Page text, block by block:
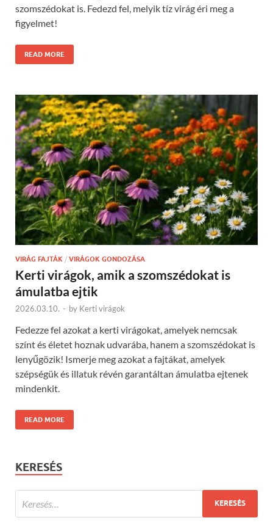
szomszédokat is. Fedezd fel, melyik tíz virág éri meg a
figyelmet!
READ MORE
VIRÁG FAJTÁK / VIRÁGOK GONDOZÁSA
Kerti virágok, amik a szomszédokat is
ámulatba ejtik
2026.03.10. - by Kerti virágok
Fedezze fel azokat a kerti virágokat, amelyek nemcsak
színt és életet hoznak udvarába, hanem a szomszédokat is
lenyűgözik! Ismerje meg azokat a fajtákat, amelyek
szépségük és illatuk révén garantáltan ámulatba ejtenek
mindenkit.
READ MORE
KERESÉS